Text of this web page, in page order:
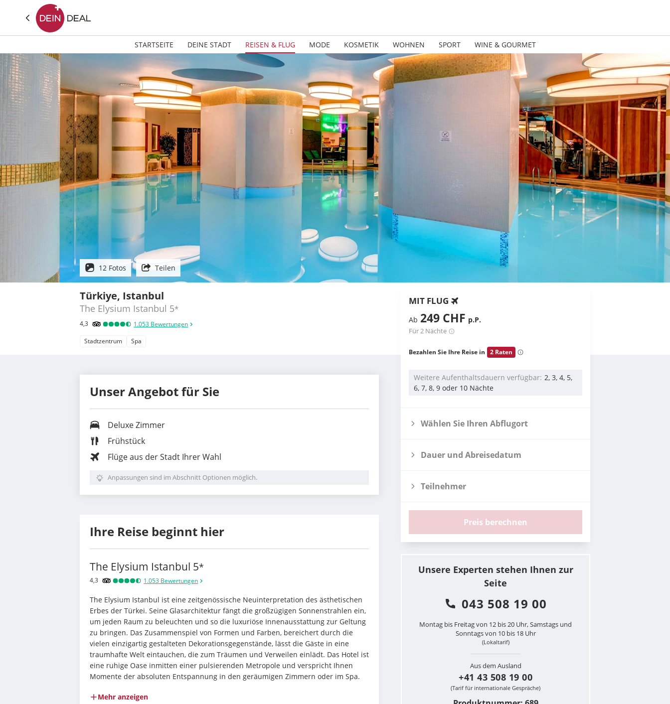
STARTSEITE DEINE STADT REISEN & FLUG MODE KOSMETIK WOHNEN SPORT WINE & GOURMET
12 Fotos Teilen
Türkiye, Istanbul
The Elysium Istanbul 5*
4,3 1.053 Bewertungen
Stadtzentrum Spa
MIT FLUG
Ab 249 CHF p.P.
Für 2 Nächte
Bezahlen Sie Ihre Reise in 2 Raten
Weitere Aufenthaltsdauern verfügbar 2, 3, 4, 5,
6, 7, 8, 9 oder 10 Nächte
Wählen Sie Ihren Abflugort
Dauer und Abreisedatum
Teilnehmer
Preis berechnen
Unsere Experten stehen Ihnen zur
Seite
043 508 19 00
Montag bis Freitag von 12 bis 20 Uhr, Samstags und
Sonntags von 10 bis 18 Uhr
(Lokaltarif)
Aus dem Ausland
+41 43 508 19 00
(Tarif für internationale Gespräche)
Unser Angebot für Sie
Deluxe Zimmer
Frühstück
Flüge aus der Stadt Ihrer Wahl
Anpassungen sind im Abschnitt Optionen möglich.
Ihre Reise beginnt hier
The Elysium Istanbul 5*
4,3 1.053 Bewertungen
The Elysium Istanbul ist eine zeitgenössische Neuinterpretation des ästhetischen
Erbes der Türkei. Seine Glasarchitektur fängt die großzügigen Sonnenstrahlen ein,
um jeden Raum zu beleuchten und so die luxuriöse Innenausstattung zur Geltung
zu bringen. Das Zusammenspiel von Formen und Farben, bereichert durch die
vielen einzigartig gestalteten Dekorationsgegenstände, lässt die Gäste in eine
traumhafte Welt eintauchen, die zum Träumen und Verweilen einlädt. Das Hotel ist
eine ruhige Oase inmitten einer pulsierenden Metropole und verspricht Ihnen
Momente der absoluten Entspannung in den geräumigen Zimmern oder im Spa.
Mehr anzeigen